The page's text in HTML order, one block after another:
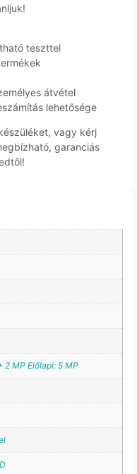
teszttel
átvétel
lehetősége
vagy kérj
garanciás
2 MP Előlapi: 5 MP